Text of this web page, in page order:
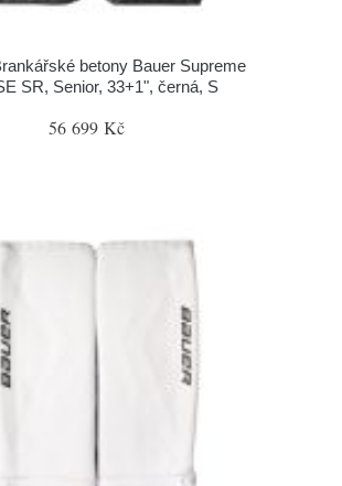
betony Bauer Supreme
SR, Senior, 33+1", černá, S
56 699 Kč